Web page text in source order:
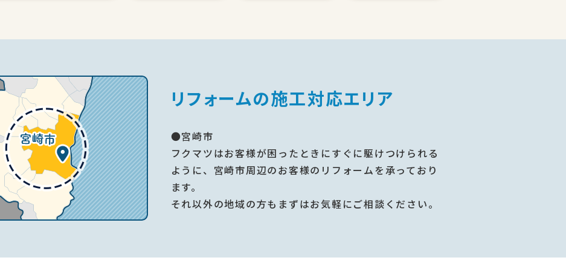
リフォームの施工対応エリア
●宮崎市
フクマツはお客様が困ったときにすぐに駆けつけられる
ように、宮崎市周辺のお客様のリフォームを承っており
ます。
それ以外の地域の方もまずはお気軽にご相談ください。